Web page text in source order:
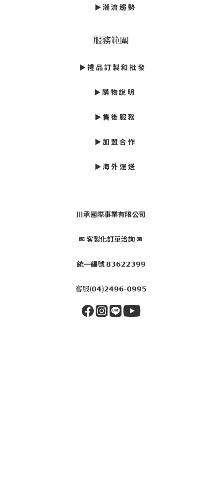
►潮 流 趨 勢
服務範圍
► 禮 品 訂 製 和 批 發
► 購 物 說 明
► 售 後 服 務
► 加 盟 合 作
► 海 外 運 送
川承國際事業有限公司
✉ 客製化訂單洽詢 ✉
統一編號 𝟴𝟯𝟲𝟮𝟮𝟯𝟵𝟵
客服(𝟬𝟰)𝟮𝟰𝟵𝟲-𝟬𝟵𝟵𝟱